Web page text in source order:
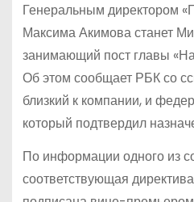
Генеральным директором
Максима Акимова станет
занимающий пост главы
Об этом сообщает РБК со
близкий к компании, и
который подтвердил
По информации одного из
соответствующая